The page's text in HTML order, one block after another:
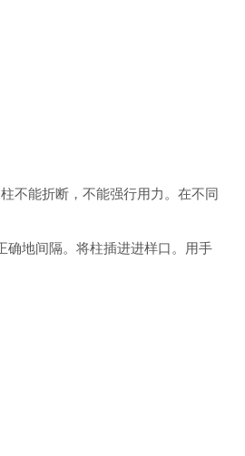
不能折断，不能强行用力。在不同
确地间隔。将柱插进进样口。用手